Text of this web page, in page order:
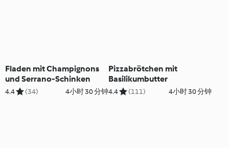
Fladen mit Champignons
und Serrano-Schinken
4.4 (34) 4小时 30 分钟
Pizzabrötchen mit
Basilikumbutter
4.4 (111) 4小时 30 分钟